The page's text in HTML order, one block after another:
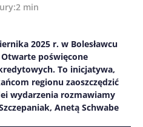
2 min
2025 r. w Bolesławcu
poświęcone
To inicjatywa,
regionu zaoszczędzić
wydarzenia rozmawiamy
Anetą Schwabe